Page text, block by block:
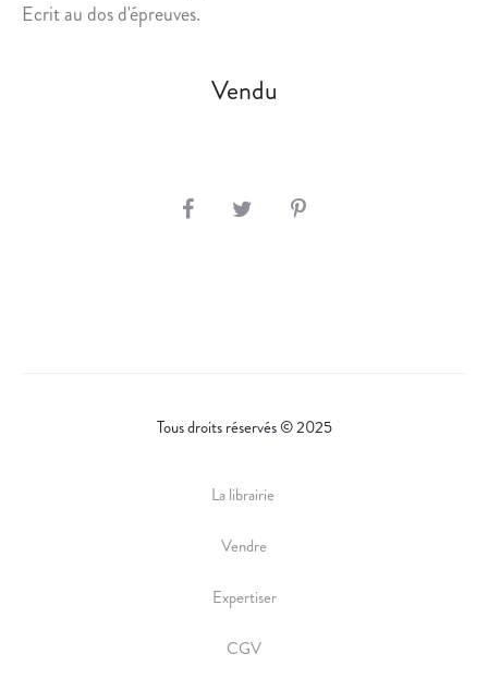
Ecrit au dos d'épreuves.
Vendu
S
Tous droits réservés © 2025
La librairie
Vendre
Expertiser
CGV